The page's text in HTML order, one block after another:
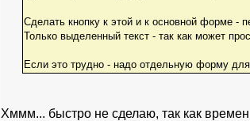
Сделать кнопку к этой и к основной форме -
Только выделенный текст - так как может
Если это трудно - надо отдельную форму для
Хммм... быстро не сделаю, так как